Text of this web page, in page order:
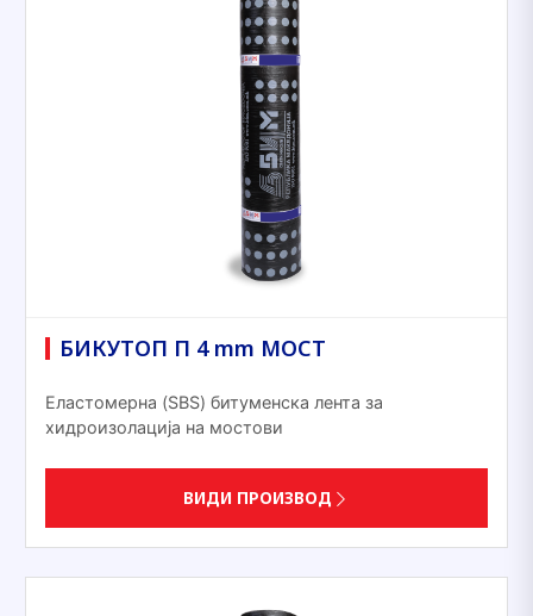
БИКУТОП П 4 mm МОСТ
Еластомерна (SBS) битуменска лента за
хидроизолација на мостови
ВИДИ ПРОИЗВОД